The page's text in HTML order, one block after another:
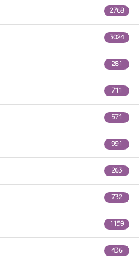
2768
3024
281
711
571
991
263
732
1159
436